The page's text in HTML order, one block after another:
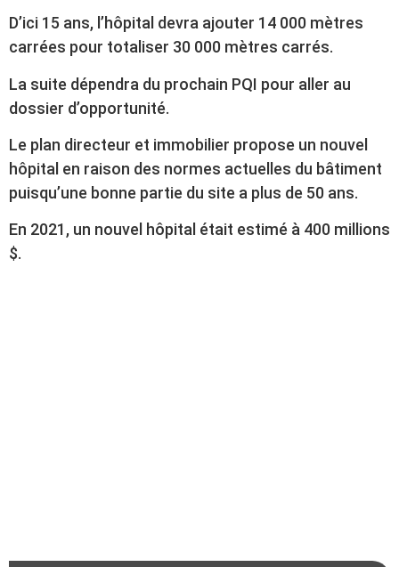
D’ici 15 ans, l’hôpital devra ajouter 14 000 mètres
carrées pour totaliser 30 000 mètres carrés.
La suite dépendra du prochain PQI pour aller au
dossier d’opportunité.
Le plan directeur et immobilier propose un nouvel
hôpital en raison des normes actuelles du bâtiment
puisqu’une bonne partie du site a plus de 50 ans.
En 2021, un nouvel hôpital était estimé à 400 millions
$.